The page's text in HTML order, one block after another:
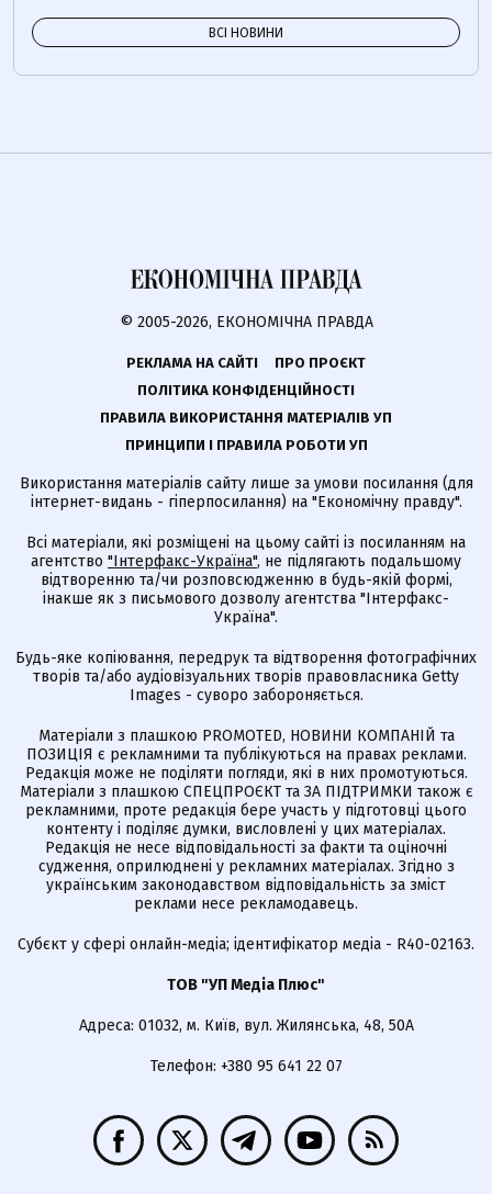
ВСІ НОВИНИ
© 2005-2026, ЕКОНОМІЧНА ПРАВДА
РЕКЛАМА НА САЙТІ
ПРО ПРОЄКТ
ПОЛІТИКА КОНФІДЕНЦІЙНОСТІ
ПРАВИЛА ВИКОРИСТАННЯ МАТЕРІАЛІВ УП
ПРИНЦИПИ І ПРАВИЛА РОБОТИ УП
Використання матеріалів сайту лише за умови посилання (для
інтернет-видань - гіперпосилання) на "Економічну правду".
Всі матеріали, які розміщені на цьому сайті із посиланням на
агентство "Інтерфакс-Україна", не підлягають подальшому
відтворенню та/чи розповсюдженню в будь-якій формі,
інакше як з письмового дозволу агентства "Інтерфакс-
Україна".
Будь-яке копіювання, передрук та відтворення фотографічних
творів та/або аудіовізуальних творів правовласника Getty
Images - суворо забороняється.
Матеріали з плашкою PROMOTED, НОВИНИ КОМПАНІЙ та
ПОЗИЦІЯ є рекламними та публікуються на правах реклами.
Редакція може не поділяти погляди, які в них промотуються.
Матеріали з плашкою СПЕЦПРОЄКТ та ЗА ПІДТРИМКИ також є
рекламними, проте редакція бере участь у підготовці цього
контенту і поділяє думки, висловлені у цих матеріалах.
Редакція не несе відповідальності за факти та оціночні
судження, оприлюднені у рекламних матеріалах. Згідно з
українським законодавством відповідальність за зміст
реклами несе рекламодавець.
Cубєкт у сфері онлайн-медіа; ідентифікатор медіа - R40-02163.
ТОВ "УП Медіа Плюс"
Адреса: 01032, м. Київ, вул. Жилянська, 48, 50А
Телефон: +380 95 641 22 07